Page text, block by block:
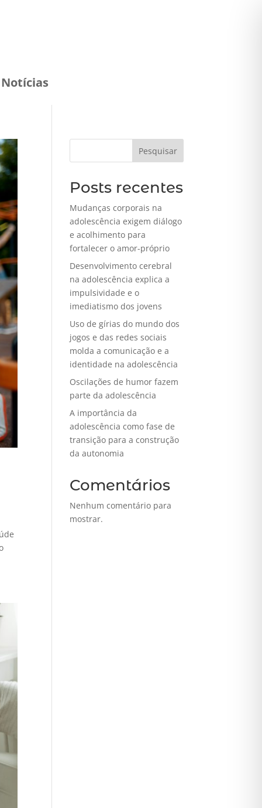
Notícias
Pesquisar
Posts recentes
Mudanças corporais na
adolescência exigem diálogo
e acolhimento para
fortalecer o amor-próprio
Desenvolvimento cerebral
na adolescência explica a
impulsividade e o
imediatismo dos jovens
Uso de gírias do mundo dos
jogos e das redes sociais
molda a comunicação e a
identidade na adolescência
Oscilações de humor fazem
parte da adolescência
A importância da
adolescência como fase de
transição para a construção
da autonomia
Comentários
Nenhum comentário para
mostrar.